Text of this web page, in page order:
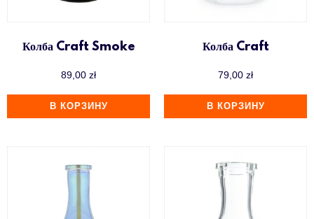
Колба Craft Smoke
89,00 zł
В КОРЗИНУ
Колба Craft
79,00 zł
В КОРЗИНУ